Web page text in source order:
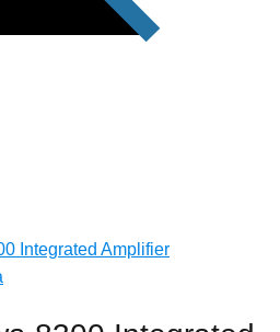
Integrated Amplifier